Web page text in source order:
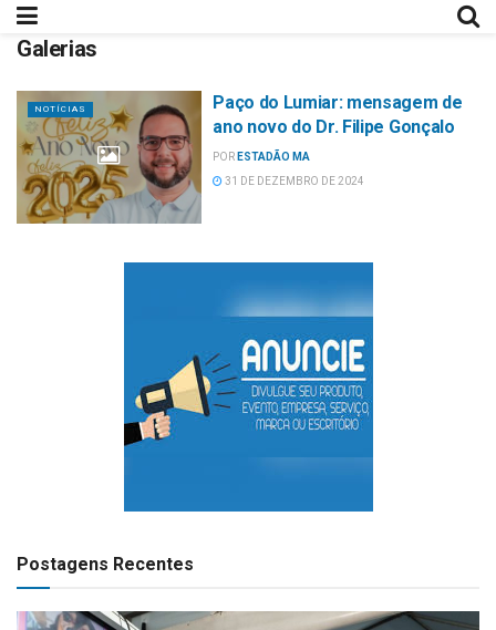
Galerias
NOTÍCIAS
Paço do Lumiar: mensagem de
ano novo do Dr. Filipe Gonçalo
POR ESTADÃO MA
31 DE DEZEMBRO DE 2024
Postagens Recentes